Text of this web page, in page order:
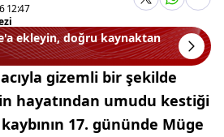
12:47
ekleyin, doğru kaynaktan
gizemli bir şekilde
hayatından umudu kestiği
17. gününde Müge